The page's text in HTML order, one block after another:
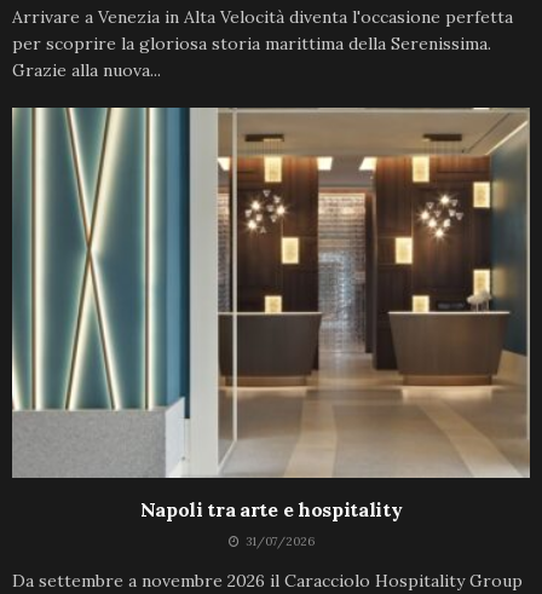
Arrivare a Venezia in Alta Velocità diventa l'occasione perfetta
per scoprire la gloriosa storia marittima della Serenissima.
Grazie alla nuova...
Napoli tra arte e hospitality
31/07/2026
Da settembre a novembre 2026 il Caracciolo Hospitality Group